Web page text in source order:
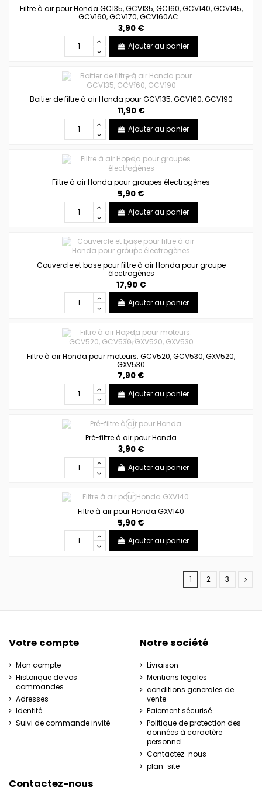
Filtre à air pour Honda GC135, GCV135, GC160, GCV140, GCV145,
GCV160, GCV170, GCV160AC...
3,90 €
Ajouter au panier
Boitier de filtre à air Honda pour GCV135, GCV160, GCV190
11,90 €
Ajouter au panier
Filtre à air Honda pour groupes électrogènes
5,90 €
Ajouter au panier
Couvercle et base pour filtre à air Honda pour groupe
électrogènes
17,90 €
Ajouter au panier
Filtre à air Honda pour moteurs: GCV520, GCV530, GXV520,
GXV530
7,90 €
Ajouter au panier
Pré-filtre à air pour Honda
3,90 €
Ajouter au panier
Filtre à air pour Honda GXV140
5,90 €
Ajouter au panier
1 2 3
Votre compte
Mon compte
Historique de vos
commandes
Adresses
Identité
Suivi de commande invité
Notre société
Livraison
Mentions légales
conditions generales de
vente
Paiement sécurisé
Politique de protection des
données à caractère
personnel
Contactez-nous
plan-site
Contactez-nous